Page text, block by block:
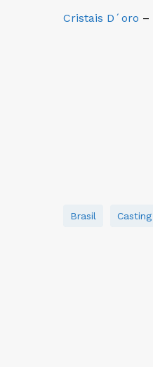
Cristais D´oro –
Brasil Casting